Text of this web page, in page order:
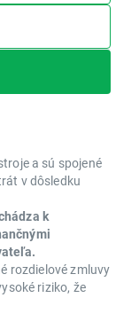
a sú spojené
v dôsledku
k
rozdielové zmluvy
riziko, že